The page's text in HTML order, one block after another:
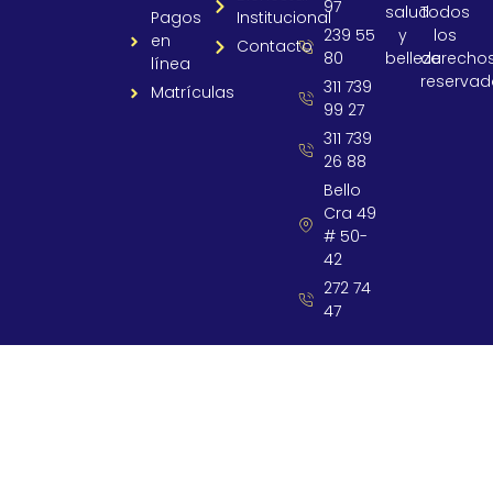
Pagos
en
línea
Matrículas
Institucional
Contacto
97
239 55
80
311 739
99 27
311 739
26 88
Bello
Cra 49
# 50-
42
272 74
47
salud
y
belleza
Todos
los